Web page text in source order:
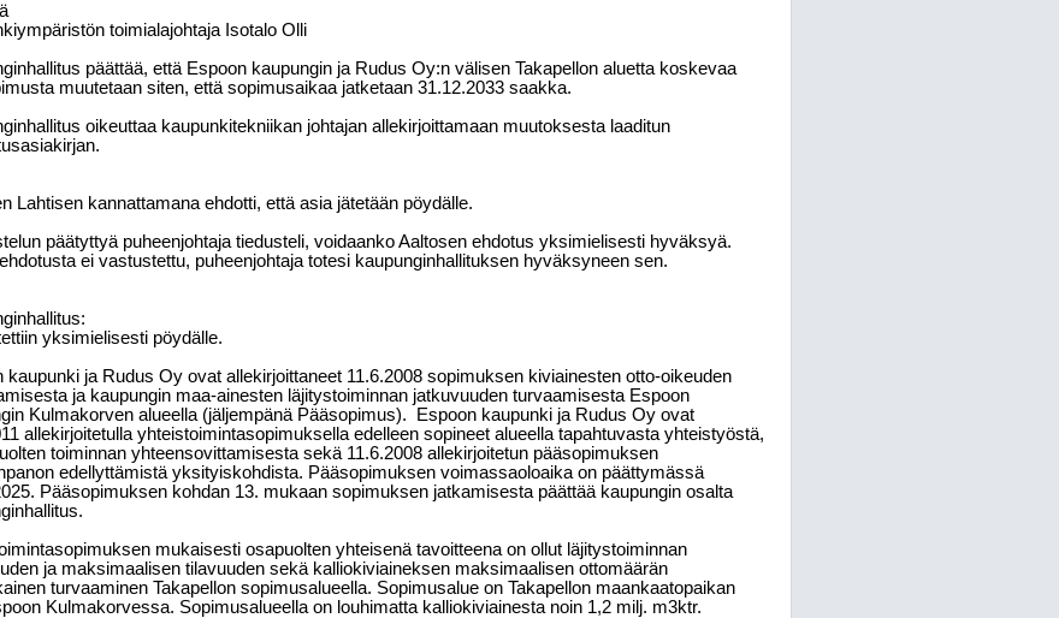
toimialajohtaja Isotalo Olli
päättää, että Espoon kaupungin ja Rudus Oy:n välisen Takapellon aluetta koskevaa
muutetaan siten, että sopimusaikaa jatketaan 31.12.2033 saakka.
oikeuttaa kaupunkitekniikan johtajan allekirjoittamaan muutoksesta laaditun
Lahtisen kannattamana ehdotti, että asia jätetään pöydälle.
päätyttyä puheenjohtaja tiedusteli, voidaanko Aaltosen ehdotus yksimielisesti hyväksyä.
ei vastustettu, puheenjohtaja totesi kaupunginhallituksen hyväksyneen sen.
yksimielisesti pöydälle.
kaupunki ja Rudus Oy ovat allekirjoittaneet 11.6.2008 sopimuksen kiviainesten otto-oikeuden
ja kaupungin maa-ainesten läjitystoiminnan jatkuvuuden turvaamisesta Espoon
Kulmakorven alueella (jäljempänä Pääsopimus).
Espoon kaupunki ja Rudus Oy ovat
allekirjoitetulla yhteistoimintasopimuksella edelleen sopineet alueella tapahtuvasta yhteistyöstä,
toiminnan yhteensovittamisesta sekä 11.6.2008 allekirjoitetun pääsopimuksen
edellyttämistä yksityiskohdista. Pääsopimuksen voimassaoloaika on päättymässä
Pääsopimuksen kohdan 13. mukaan sopimuksen jatkamisesta päättää kaupungin osalta
mukaisesti osapuolten yhteisenä tavoitteena on ollut läjitystoiminnan
ja maksimaalisen tilavuuden sekä kalliokiviaineksen maksimaalisen ottomäärän
turvaaminen Takapellon sopimusalueella. Sopimusalue on Takapellon maankaatopaikan
Kulmakorvessa. Sopimusalueella on louhimatta kalliokiviainesta noin 1,2 milj. m3ktr.